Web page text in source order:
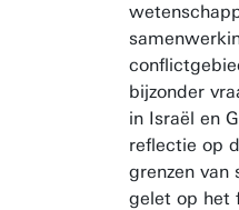
bijzonder
in Israël en
reflectie op
grenzen van
gelet op het